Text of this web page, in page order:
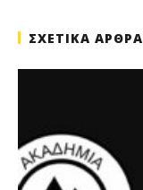
ΣΧΕΤΙΚΑ ΑΡΘΡΑ